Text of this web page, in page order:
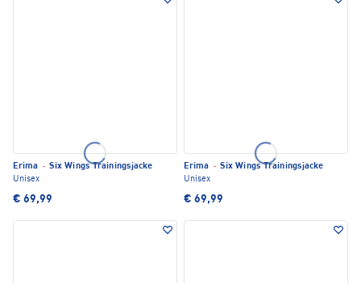
Erima · Six Wings Trainingsjacke
Unisex
€ 69,99
Erima · Six Wings Trainingsjacke
Unisex
€ 69,99